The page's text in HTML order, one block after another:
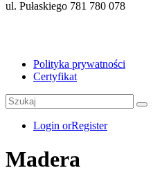
ul. Pułaskiego 781 780 078
Polityka prywatności
Certyfikat
Login orRegister
Madera